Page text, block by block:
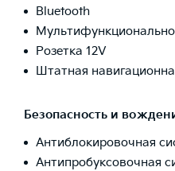
Bluetooth
Розетка 12V
Штатная
Безопасность и
Антиблокировочная
Антипробуксовочная